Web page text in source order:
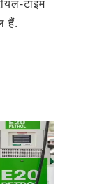
टाइम
हैं.